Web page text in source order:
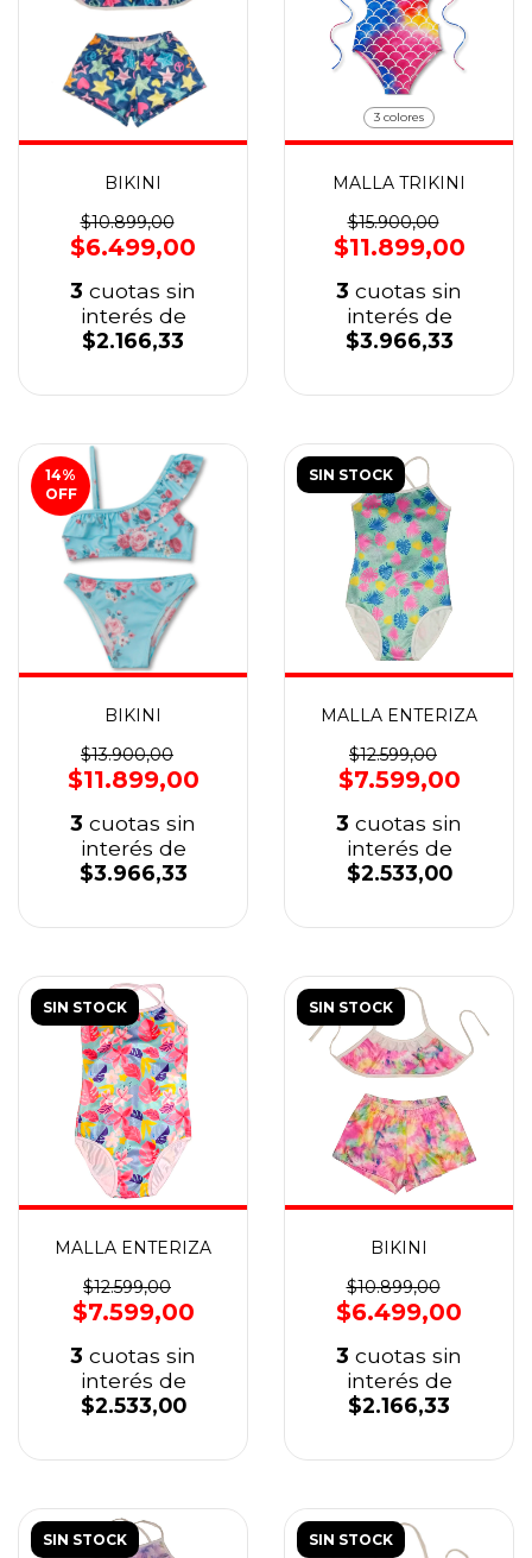
BIKINI
$10.899,00
$6.499,00
3 cuotas sin
interés de
$2.166,33
3 colores
MALLA TRIKINI
$15.900,00
$11.899,00
3 cuotas sin
interés de
$3.966,33
14%
OFF
BIKINI
$13.900,00
$11.899,00
3 cuotas sin
interés de
$3.966,33
SIN STOCK
MALLA ENTERIZA
$12.599,00
$7.599,00
3 cuotas sin
interés de
$2.533,00
SIN STOCK
MALLA ENTERIZA
$12.599,00
$7.599,00
3 cuotas sin
interés de
$2.533,00
SIN STOCK
BIKINI
$10.899,00
$6.499,00
3 cuotas sin
interés de
$2.166,33
SIN STOCK SIN STOCK